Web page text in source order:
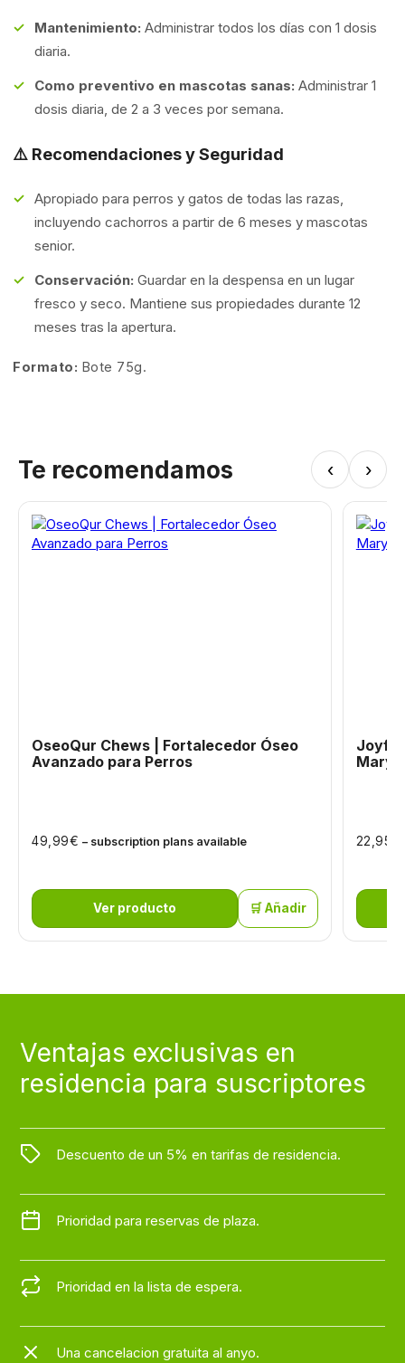
Mantenimiento: Administrar todos los días con 1 dosis
diaria.
Como preventivo en mascotas sanas: Administrar 1
dosis diaria, de 2 a 3 veces por semana.
⚠️ Recomendaciones y Seguridad
Apropiado para perros y gatos de todas las razas,
incluyendo cachorros a partir de 6 meses y mascotas
senior.
Conservación: Guardar en la despensa en un lugar
fresco y seco. Mantiene sus propiedades durante 12
meses tras la apertura.
Formato: Bote 75g.
Te recomendamos ‹ ›
OseoQur Chews | Fortalecedor Óseo
Avanzado para Perros
49,99€ – subscription plans available
Ver producto 🛒 Añadir
22,95
Ventajas exclusivas en
residencia para suscriptores
Descuento de un 5% en tarifas de residencia.
Prioridad para reservas de plaza.
Prioridad en la lista de espera.
Una cancelacion gratuita al anyo.